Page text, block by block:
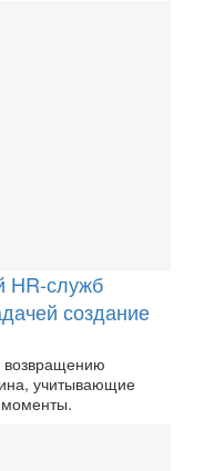
HR-служб
создание
возвращению
учитывающие
моменты.